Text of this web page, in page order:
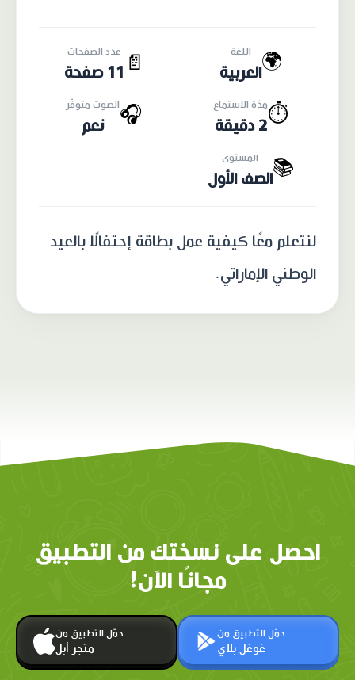
🌍 اللغة
العربية 📄
عدد الصفحات
11 صفحة
⏱️مدّة الاستماع
2 دقيقة
🎧الصوت متوفّر
نعم
📚 المستوى
الصف الأول
لنتعلم معًا كيفية عمل بطاقة إحتفالًا بالعيد
الوطني الإماراتي.
احصل على نسختك من التطبيق
مجانًا الآن!
حمّل التطبيق من
متجر أبل
حمّل التطبيق من
غوغل بلاي